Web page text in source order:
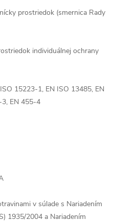
prostriedok (smernica Rady
individuálnej ochrany
15223-1, EN ISO 13485, EN
EN 455-4
v súlade s Nariadením
1935/2004 a Nariadením